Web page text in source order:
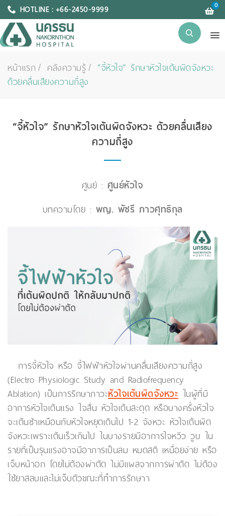
HOTLINE : +66-2450-9999 0
หน้าแรก คลังความรู้
“จี้หัวใจ” รักษาหัวใจเต้นผิดจังหวะ
ด้วยคลื่นเสียงความถี่สูง
“จี้หัวใจ” รักษาหัวใจเต้นผิดจังหวะ ด้วยคลื่นเสียง
ความถี่สูง
ศูนย์ : ศูนย์หัวใจ
บทความโดย : พญ. พัชรี ภาวศุทธิกุล
การจี้หัวใจ หรือ จี้ไฟฟ้าหัวใจผ่านคลื่นเสียงความถี่สูง
(Electro Physiologic Study and Radiofrequency
Ablation) เป็นการรักษาภาวะหัวใจเต้นผิดจังหวะ ในผู้ที่มี
อาการหัวใจเต้นแรง ใจสั่น หัวใจเต้นสะดุด หรือบางครั้งหัวใจ
จะเต้นช้าเหมือนกับหัวใจหยุดเดินไป 1-2 จังหวะ หัวใจเต้นผิด
จังหวะเพราะเต้นเร็วเกินไป ในบางรายมีอาการใจหวิว วูบ ใน
รายที่เป็นรุนแรงอาจมีอาการเป็นลม หมดสติ เหนื่อยง่าย หรือ
เจ็บหน้าอก โดยไม่ต้องผ่าตัด ไม่มีแผลจากการผ่าตัด ไม่ต้อง
ใช้ยาสลบและไม่เจ็บตัวขณะที่ทำการรักษาา